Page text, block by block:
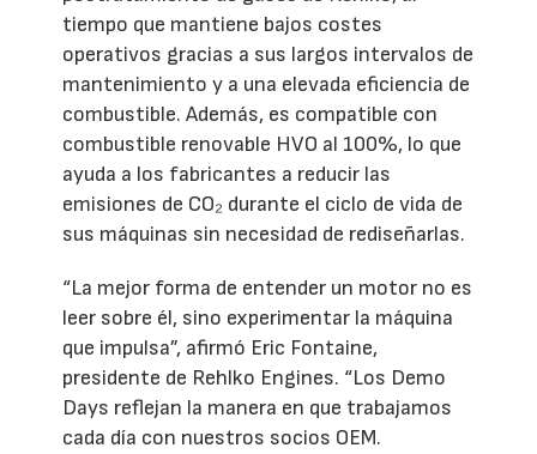
tiempo que mantiene bajos costes
operativos gracias a sus largos intervalos de
mantenimiento y a una elevada eficiencia de
combustible. Además, es compatible con
combustible renovable HVO al 100%, lo que
ayuda a los fabricantes a reducir las
emisiones de CO₂ durante el ciclo de vida de
sus máquinas sin necesidad de rediseñarlas.
“La mejor forma de entender un motor no es
leer sobre él, sino experimentar la máquina
que impulsa”, afirmó Eric Fontaine,
presidente de Rehlko Engines. “Los Demo
Days reflejan la manera en que trabajamos
cada día con nuestros socios OEM.